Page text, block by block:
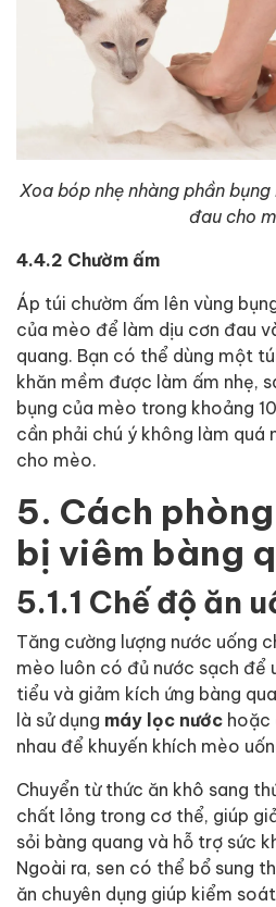
Xoa bóp nhẹ nhàng phần
đau cho
4.4.2 Chườm ấm
Áp túi chườm ấm lên vùng
của mèo để làm dịu cơn đau
quang. Bạn có thể dùng một
khăn mềm được làm ấm nhẹ,
bụng của mèo trong khoảng
cần phải chú ý không làm quá
cho mèo.
5. Cách
bị viêm bàng
5.1.1 Chế độ ăn
Tăng cường lượng nước uống
mèo luôn có đủ nước sạch để
tiểu và giảm kích ứng bàng
là sử dụng máy lọc nước hoặc
nhau để khuyến khích mèo
Chuyển từ thức ăn khô sang
chất lỏng trong cơ thể, giúp
sỏi bàng quang và hỗ trợ sức
Ngoài ra, sen có thể bổ sung
ăn chuyên dụng giúp kiểm